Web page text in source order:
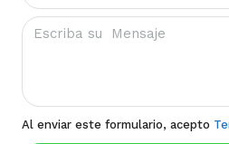
Al enviar este formulario, acepto